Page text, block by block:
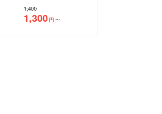
1,400
1,300円 〜